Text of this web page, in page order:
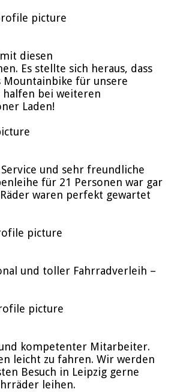
diesen
Es stellte sich heraus, dass
Mountainbike für unsere
halfen bei weiteren
Laden!
und sehr freundliche
für 21 Personen war gar
waren perfekt gewartet
und toller Fahrradverleih –
kompetenter Mitarbeiter.
leicht zu fahren. Wir werden
Besuch in Leipzig gerne
leihen.